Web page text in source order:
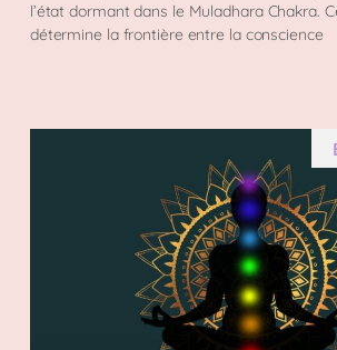
l’état dormant dans le Muladhara Chakra.
détermine la frontière entre la conscience